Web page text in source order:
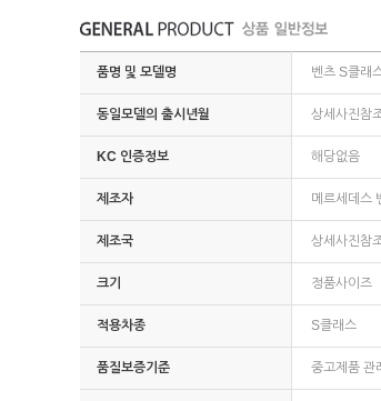
품명 및 모델명 벤츠 S클래
동일모델의 출시년월 상세사진참
KC 인증정보 해당없음
제조자 메르세데스
제조국 상세사진참
크기 정품사이즈
적용차종 S클래스
품질보증기준 중고제품 관